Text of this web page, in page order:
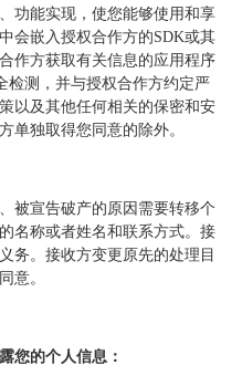
功能实现，使您能够使用和享
会嵌入授权合作方的SDK或其
作方获取有关信息的应用程序
检测，并与授权合作方约定严
以及其他任何相关的保密和安
单独取得您同意的除外。
被宣告破产的原因需要转移个
名称或者姓名和联系方式。接
务。接收方变更原先的处理目
意。
您的个人信息：